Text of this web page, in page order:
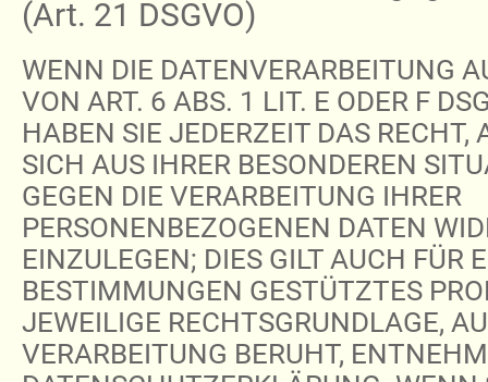
(Art. 21 DSGVO)
WENN DIE DATENVERARBEITUNG
VON ART. 6 ABS. 1 LIT. E ODER F
HABEN SIE JEDERZEIT DAS RECHT,
SICH AUS IHRER BESONDEREN
GEGEN DIE VERARBEITUNG IHRER
PERSONENBEZOGENEN DATEN
EINZULEGEN; DIES GILT AUCH FÜR
BESTIMMUNGEN GESTÜTZTES
JEWEILIGE RECHTSGRUNDLAGE,
VERARBEITUNG BERUHT,